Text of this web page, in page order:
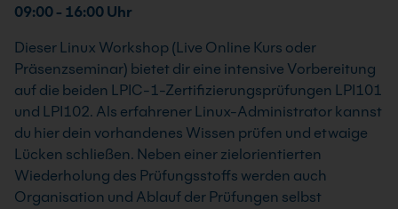
09:00 - 16:00 Uhr
Dieser Linux Workshop (Live Online Kurs oder
Präsenzseminar) bietet dir eine intensive Vorbereitung
auf die beiden LPIC-1-Zertifizierungsprüfungen LPI101
und LPI102. Als erfahrener Linux-Administrator kannst
du hier dein vorhandenes Wissen prüfen und etwaige
Lücken schließen. Neben einer zielorientierten
Wiederholung des Prüfungsstoffs werden auch
Organisation und Ablauf der Prüfungen selbst